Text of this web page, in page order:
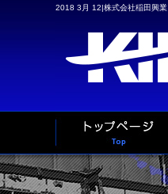
2018 3月 12|株式会社稲田興業